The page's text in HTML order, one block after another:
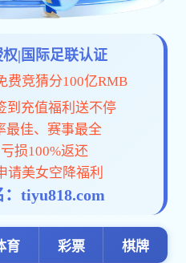
2024年4月15日是第九个全民国